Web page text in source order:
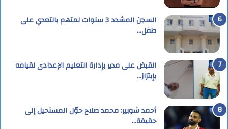
السجن المشدد 3 سنوات لمتهم بالتعدي على
طفل…
القبض على مدير بإدارة التعليم الإعدادى لقيامه
بإبتزاز…
أحمد شوبير: محمد صلاح حوّل المستحيل إلى
حقيقة…